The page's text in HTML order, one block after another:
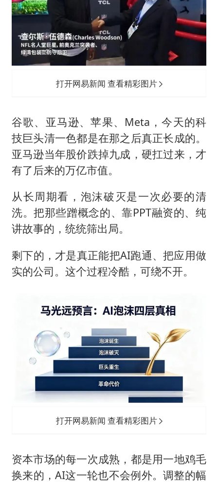
打开网易新闻 查看精彩图片
谷歌、亚马逊、苹果、Meta，今天的科
技巨头清一色都是在那之后真正长成的。
亚马逊当年股价跌掉九成，硬扛过来，才
有了后来的万亿市值。
从长周期看，泡沫破灭是一次必要的清
洗。把那些蹭概念的、靠PPT融资的、纯
讲故事的，统统筛出局。
剩下的，才是真正能把AI跑通、把应用做
实的公司。这个过程冷酷，可绕不开。
打开网易新闻 查看精彩图片
资本市场的每一次成熟，都是用一地鸡毛
换来的，AI这一轮也不会例外。调整的幅